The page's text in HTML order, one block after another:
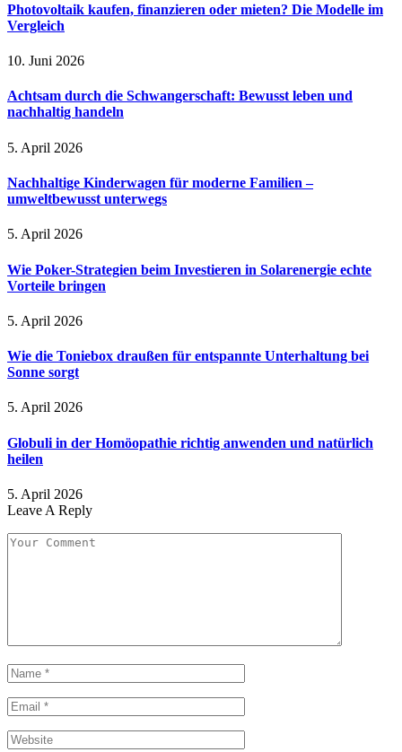
Photovoltaik kaufen, finanzieren oder mieten? Die Modelle im
Vergleich
10. Juni 2026
Achtsam durch die Schwangerschaft: Bewusst leben und
nachhaltig handeln
5. April 2026
Nachhaltige Kinderwagen für moderne Familien –
umweltbewusst unterwegs
5. April 2026
Wie Poker-Strategien beim Investieren in Solarenergie echte
Vorteile bringen
5. April 2026
Wie die Toniebox draußen für entspannte Unterhaltung bei
Sonne sorgt
5. April 2026
Globuli in der Homöopathie richtig anwenden und natürlich
heilen
5. April 2026
Leave A Reply